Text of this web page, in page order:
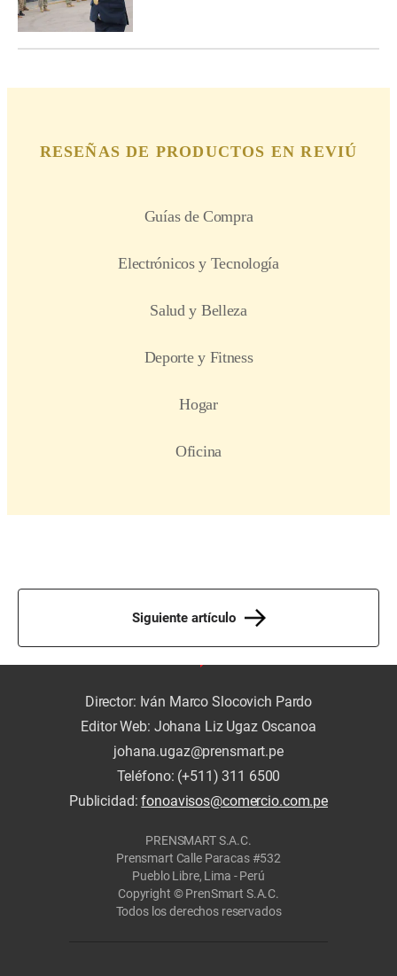
Siguiente artículo
Director: Iván Marco Slocovich Pardo
Editor Web: Johana Liz Ugaz Oscanoa
johana.ugaz@prensmart.pe
Teléfono: (+511) 311 6500
Publicidad:fonoavisos@comercio.com.pe
PRENSMART S.A.C.
Prensmart Calle Paracas #532
Pueblo Libre, Lima - Perú
Copyright © PrenSmart S.A.C.
Todos los derechos reservados